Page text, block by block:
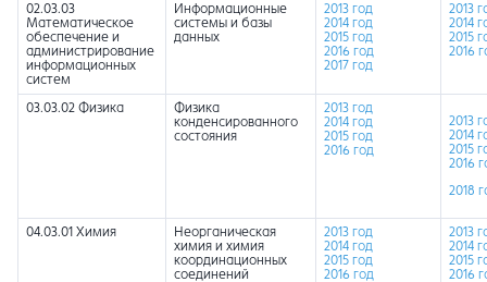
02.03.03
Математическое
обеспечение и
администрирование
информационных
систем
Информационные
системы и базы
данных
2013 год
2014 год
2015 год
2016 год
2017 год
2013
2014
2015
2016
03.03.02 Физика
Физика
конденсированного
состояния
2013 год
2014 год
2015 год
2016 год
2013
2014
2015
2016
2018
04.03.01 Химия
Неорганическая
химия и химия
координационных
соединений
2013 год
2014 год
2015 год
2016 год
2013
2014
2015
2016